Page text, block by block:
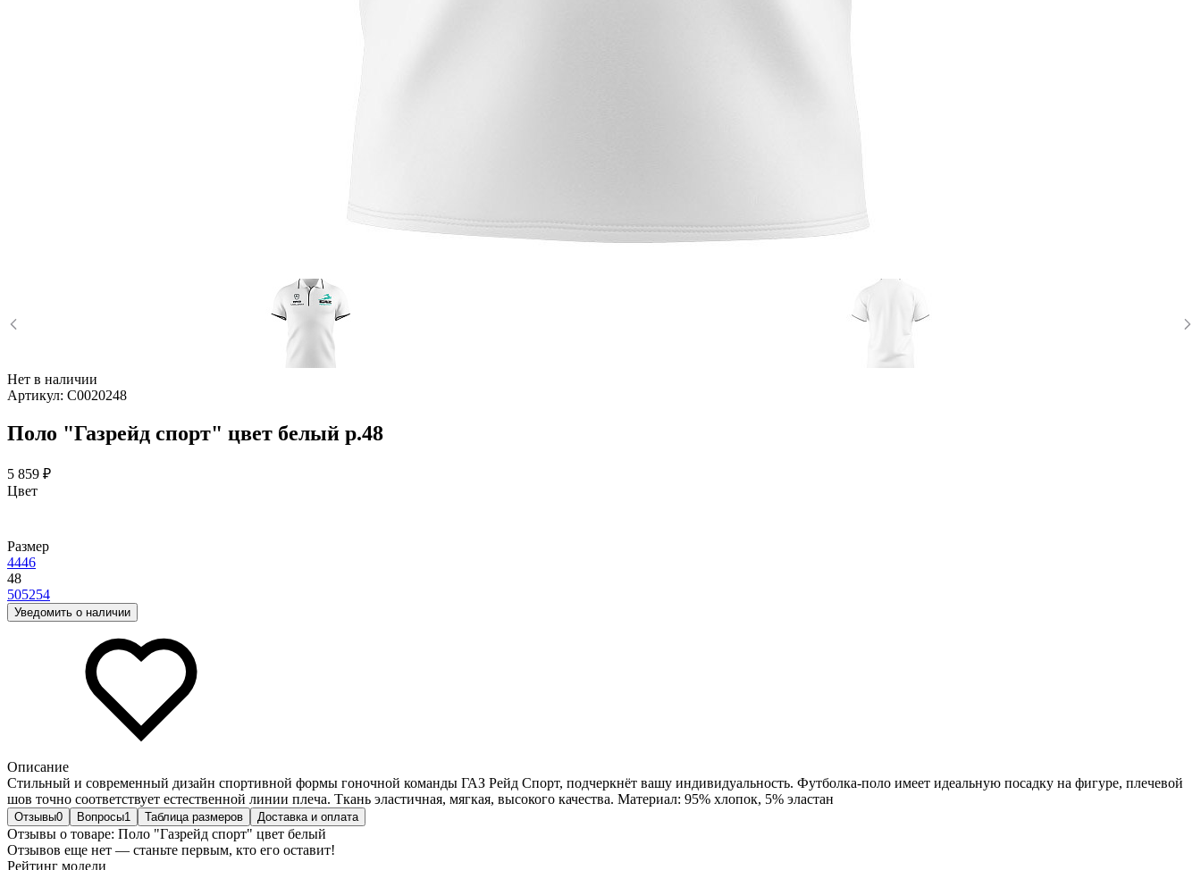
Нет в наличии
Артикул: С0020248
Поло "Газрейд спорт" цвет белый р.48
5 859 ₽
Цвет
Размер
4446
48
505254
Уведомить о наличии
Описание
Стильный и современный дизайн спортивной формы гоночной команды ГАЗ Рейд Спорт, подчеркнёт вашу индивидуальность. Футболка-поло имеет идеальную посадку на фигуре, плечевой
шов точно соответствует естественной линии плеча. Ткань эластичная, мягкая, высокого качества. Материал: 95% хлопок, 5% эластан
Отзывы0 Вопросы1 Таблица размеров Доставка и оплата
Отзывы о товаре: Поло "Газрейд спорт" цвет белый
Отзывов еще нет — станьте первым, кто его оставит!
Рейтинг модели